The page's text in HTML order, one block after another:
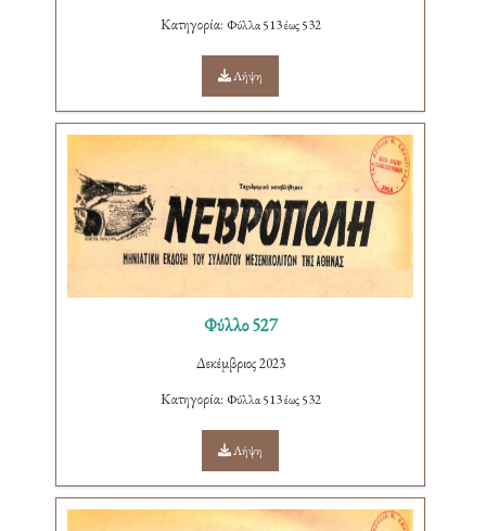
Κατηγορία: Φύλλα 513 έως 532
Λήψη
Φύλλο 527
Δεκέμβριος 2023
Κατηγορία: Φύλλα 513 έως 532
Λήψη